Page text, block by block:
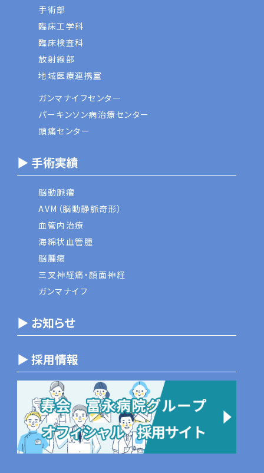
手術部
臨床工学科
臨床検査科
放射線部
地域医療連携室
ガンマナイフセンター
パーキンソン病治療センター
頭痛センター
▶ 手術実績
脳動脈瘤
AVM（脳動静脈奇形）
血管内治療
海綿状血管腫
脳腫瘍
三叉神経痛・顔面神経
ガンマナイフ
▶ お知らせ
▶ 採用情報